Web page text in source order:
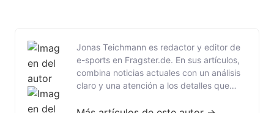
Jonas Teichmann es redactor y editor de
e-sports en Fragster.de. En sus artículos,
combina noticias actuales con un análisis
claro y una atención a los detalles que